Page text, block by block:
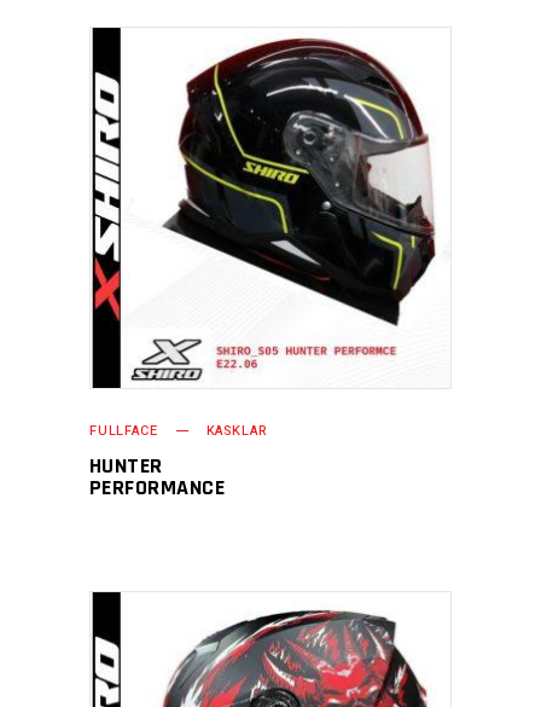
FULLFACE KASKLAR
HUNTER
PERFORMANCE